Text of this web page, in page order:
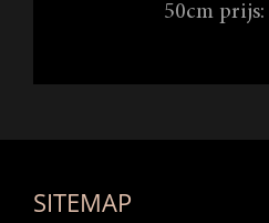
50cm prijs:
SITEMAP